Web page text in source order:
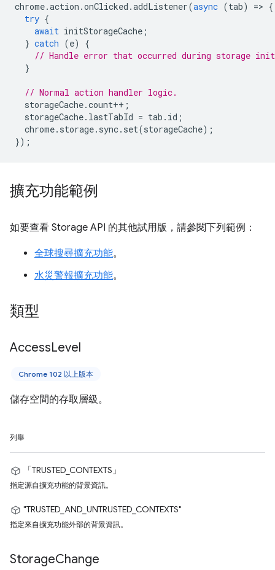
chrome.action .onClicked .addListener(async (tab) => {
try {
await initStorageCache ;
} catch (e)
{
// Handle error that occurred during storage
}
// Normal action handler logic.
storageCache.count++ ;
storageCache. lastTabId = tab . id ;
chrome. storage. sync. set(storageCache);
});
擴充功能範例
如要查看 Storage API 的其他試用版，請參閱下列範例：
全球搜尋擴充功能。
水災警報擴充功能。
類型
AccessLevel
Chrome 102 以上版本
儲存空間的存取層級。
列舉
「TRUSTED_CONTEXTS」
指定源自擴充功能的背景資訊。
"TRUSTED_AND_UNTRUSTED_CONTEXTS"
指定來自擴充功能外部的背景資訊。
StorageChange